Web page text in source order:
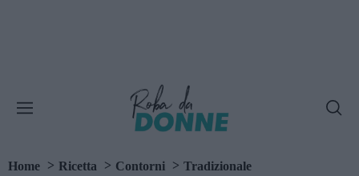
Home Ricetta Contorni Tradizionale